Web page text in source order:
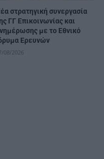
στρατηγική συνεργασία
ΓΓ Επικοινωνίας και
με το Εθνικό
Ερευνών
08/2026